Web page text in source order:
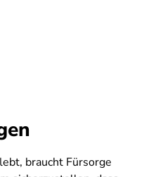
braucht Fürsorge